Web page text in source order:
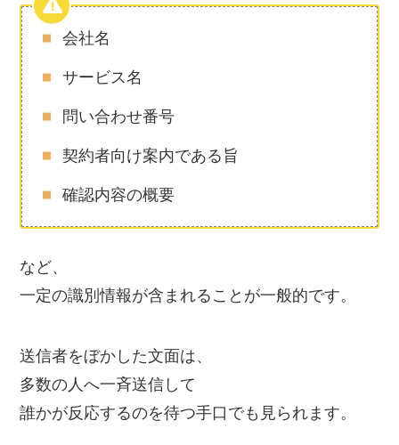
会社名
サービス名
問い合わせ番号
契約者向け案内である旨
確認内容の概要
など、
一定の識別情報が含まれることが一般的です。
送信者をぼかした文面は、
多数の人へ一斉送信して
誰かが反応するのを待つ手口でも見られます。